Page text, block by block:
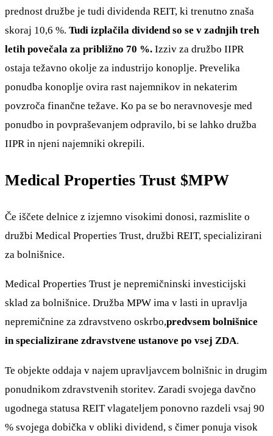
prednost družbe je tudi dividenda REIT, ki trenutno znaša
skoraj 10,6 %. Tudi izplačila dividend so se v zadnjih treh
letih povečala za približno 70 %. Izziv za družbo IIPR
ostaja težavno okolje za industrijo konoplje. Prevelika
ponudba konoplje ovira rast najemnikov in nekaterim
povzroča finančne težave. Ko pa se bo neravnovesje med
ponudbo in povpraševanjem odpravilo, bi se lahko družba
IIPR in njeni najemniki okrepili.
Medical Properties Trust $MPW
Če iščete delnice z izjemno visokimi donosi, razmislite o
družbi Medical Properties Trust, družbi REIT, specializirani
za bolnišnice.
Medical Properties Trust je nepremičninski investicijski
sklad za bolnišnice. Družba MPW ima v lasti in upravlja
nepremičnine za zdravstveno oskrbo,predvsem bolnišnice
in specializirane zdravstvene ustanove po vsej ZDA.
Te objekte oddaja v najem upravljavcem bolnišnic in drugim
ponudnikom zdravstvenih storitev. Zaradi svojega davčno
ugodnega statusa REIT vlagateljem ponovno razdeli vsaj 90
% svojega dobička v obliki dividend, s čimer ponuja visok